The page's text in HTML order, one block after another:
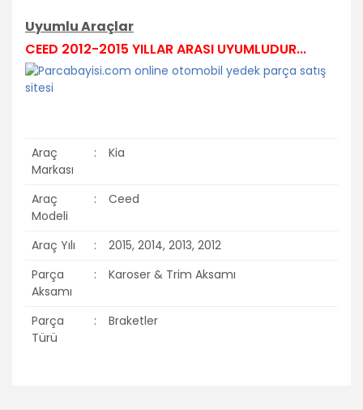
Uyumlu Araçlar
CEED 2012-2015 YILLAR ARASI UYUMLUDUR...
Araç
Markası
: Kia
Araç
Modeli
: Ceed
Araç Yılı :
2015, 2014, 2013, 2012
Parça
Aksamı
: Karoser & Trim Aksamı
Parça
Türü
: Braketler